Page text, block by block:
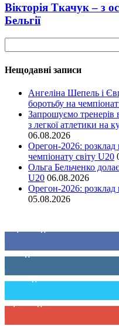
Вікторія Ткачук – з
Бельгії
Нещодавні записи
Ангеліна Шепель і
боротьбу на
Запрошуємо тренерів
з легкої атлетики на
06.08.2026
Орегон-2026: розклад
чемпіонату світу U20
Ольга Бельченко
U20 06.08.2026
Орегон-2026: розклад
05.08.2026
0 Підписників
234 Підписників
9,370 Підписників